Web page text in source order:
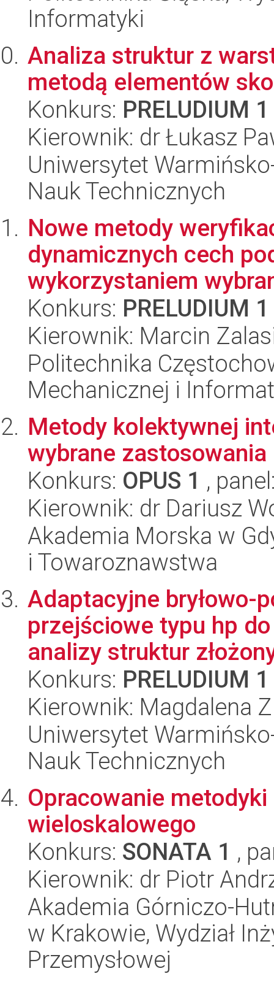
Informatyki
Analiza struktur z
metodą elementów
Konkurs: PRELUDIUM 1
Kierownik: dr Łukasz
Uniwersytet
Nauk Technicznych
Nowe metody
dynamicznych cech
wykorzystaniem
Konkurs: PRELUDIUM 1
Kierownik: Marcin
Politechnika
Mechanicznej i
Metody kolektywnej
wybrane zastosowania
Konkurs: OPUS 1 ,
Kierownik: dr Dariusz
Akademia Morska w
i Towaroznawstwa
Adaptacyjne bryłowo-
przejściowe typu hp
analizy struktur
Konkurs: PRELUDIUM 1
Kierownik: Magdalena
Uniwersytet
Nauk Technicznych
Opracowanie
wieloskalowego
Konkurs: SONATA 1 ,
Kierownik: dr Piotr
Akademia Górniczo-
w Krakowie, Wydział
Przemysłowej